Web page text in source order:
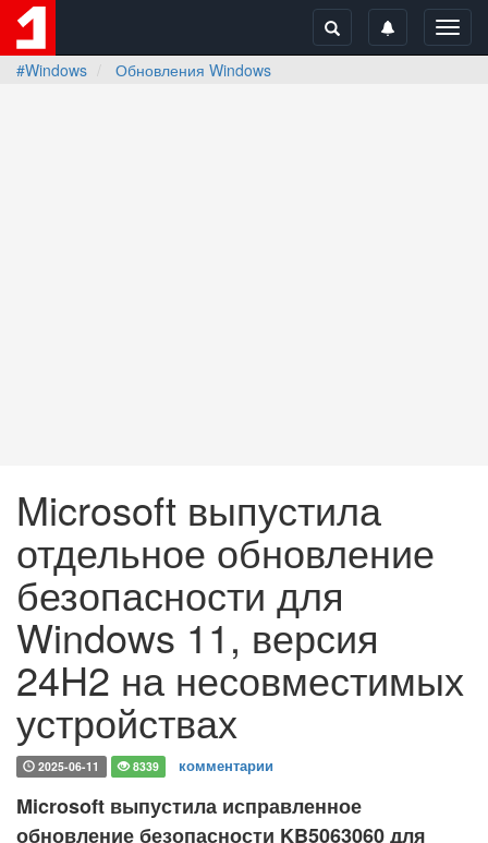
#Windows
Обновления Windows
Microsoft выпустила
отдельное обновление
безопасности для
Windows 11, версия
24H2 на несовместимых
устройствах
2025-06-11 8339 комментарии
Microsoft выпустила исправленное
обновление безопасности KB5063060 для